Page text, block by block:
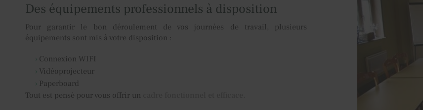
Des équipements professionnels à disposition
Pour garantir le bon déroulement de vos journées de travail, plusieurs
équipements sont mis à votre disposition :
Connexion WIFI
Vidéoprojecteur
Paperboard
Tout est pensé pour vous offrir un